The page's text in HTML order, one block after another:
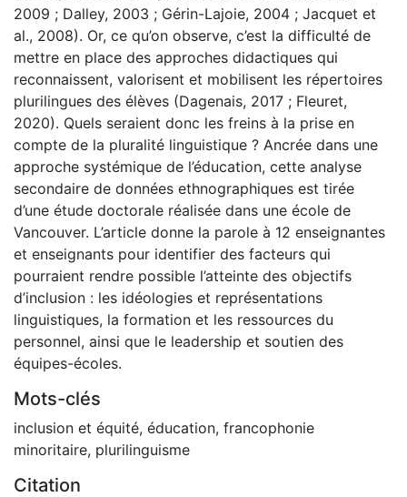
2009 ; Dalley, 2003 ; Gérin-Lajoie, 2004 ; Jacquet et
al., 2008). Or, ce qu’on observe, c’est la difficulté de
mettre en place des approches didactiques qui
reconnaissent, valorisent et mobilisent les répertoires
plurilingues des élèves (Dagenais, 2017 ; Fleuret,
2020). Quels seraient donc les freins à la prise en
compte de la pluralité linguistique ? Ancrée dans une
approche systémique de l’éducation, cette analyse
secondaire de données ethnographiques est tirée
d’une étude doctorale réalisée dans une école de
Vancouver. L’article donne la parole à 12 enseignantes
et enseignants pour identifier des facteurs qui
pourraient rendre possible l’atteinte des objectifs
d’inclusion : les idéologies et représentations
linguistiques, la formation et les ressources du
personnel, ainsi que le leadership et soutien des
équipes-écoles.
Mots-clés
inclusion et équité, éducation, francophonie
minoritaire, plurilinguisme
Citation